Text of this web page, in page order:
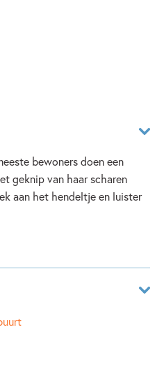
bewoners doen een
geknip van haar scharen
aan het hendeltje en luister